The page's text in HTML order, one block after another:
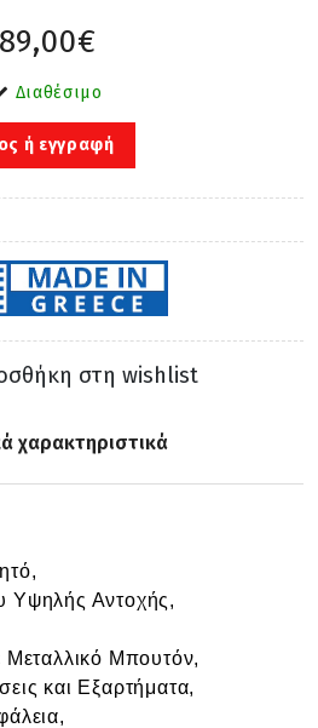
89,00€
Διαθέσιμο
ή εγγραφή
στη wishlist
χαρακτηριστικά
Υψηλής Αντοχής,
Μεταλλικό Μπουτόν,
και Εξαρτήματα,